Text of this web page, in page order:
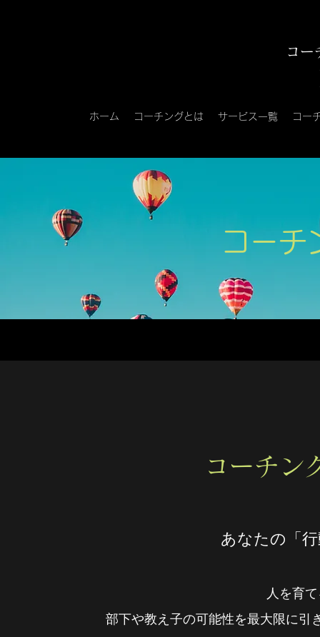
コー
ホーム コーチングとは サービス一覧 コー
コーチ
コーチン
あなたの「
人を育
部下や教え子の可能性を最大限に引